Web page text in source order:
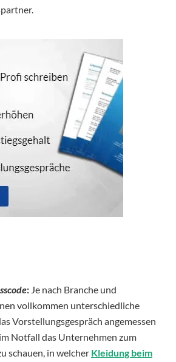
: Je nach Branche und
vollkommen unterschiedliche
Vorstellungsgespräch angemessen
Notfall das Unternehmen zum
schauen, in welcher Kleidung beim